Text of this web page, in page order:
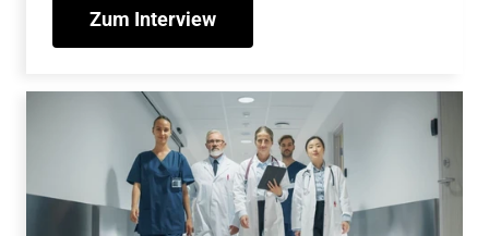
Kardiologie.
Zum Interview